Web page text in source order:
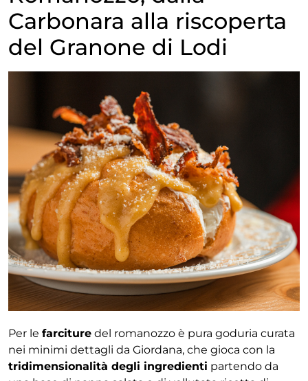
Carbonara alla riscoperta
del Granone di Lodi
Per le farciture del romanozzo è pura goduria curata
nei minimi dettagli da Giordana, che gioca con la
tridimensionalità degli ingredienti partendo da